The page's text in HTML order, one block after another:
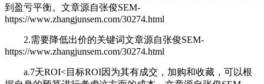
到盈亏平衡。 文章源自张俊SEM-
https://www.zhangjunsem.com/30274.html
2.需要降低出价的关键词文章源自张俊SEM-
https://www.zhangjunsem.com/30274.html
a.7天ROI<目标ROI因为其有成交，加购和收藏，可以根